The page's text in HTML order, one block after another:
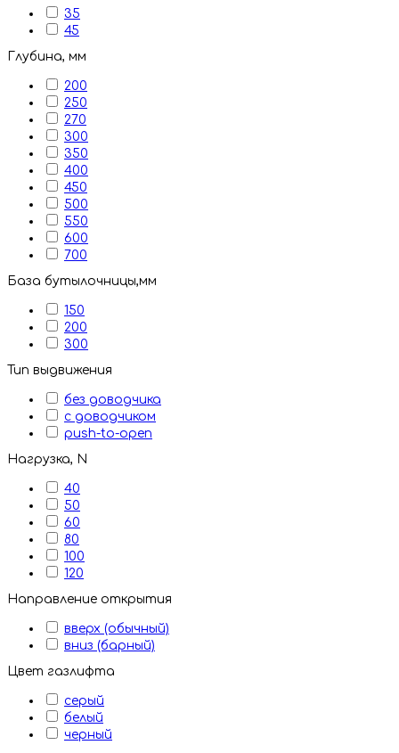
35
45
Глубина, мм
200
250
270
300
350
400
450
500
550
600
700
База бутылочницы,мм
150
200
300
Тип выдвижения
без доводчика
с доводчиком
push-to-open
Нагрузка, N
40
50
60
80
100
120
Направление открытия
вверх (обычный)
вниз (барный)
Цвет газлифта
серый
белый
черный